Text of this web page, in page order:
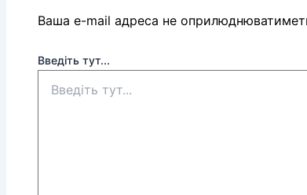
Ваша e-mail адреса не
Введіть тут...